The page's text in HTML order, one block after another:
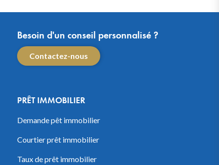
Besoin d'un conseil personnalisé ?
Contactez-nous
PRÊT IMMOBILIER
Demande pêt immobilier
Courtier prêt immobilier
Taux de prêt immobilier